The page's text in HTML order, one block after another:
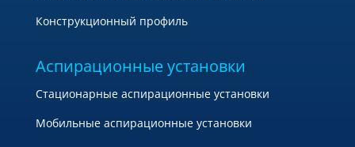
Конструкционный профиль
Аспирационные установки
Стационарные аспирационные установки
Мобильные аспирационные установки